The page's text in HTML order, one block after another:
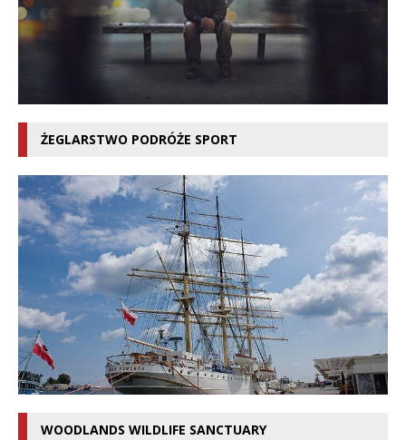
ŻEGLARSTWO PODRÓŻE SPORT
WOODLANDS WILDLIFE SANCTUARY